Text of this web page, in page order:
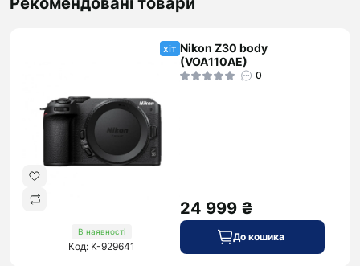
хіт
В наявності
Код: K-929641
Nikon Z30 body
(VOA110AE)
0
24 999 ₴
До кошика